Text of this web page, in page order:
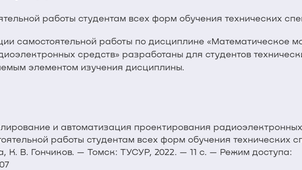
работы студентам всех форм обучения технических
самостоятельной работы по дисциплине «Математическое
средств» разработаны для студентов
элементом изучения дисциплины.
и автоматизация проектирования
работы студентам всех форм обучения технических
В. Гончиков. — Томск: ТУСУР, 2022. — 11 с. — Режим доступа: